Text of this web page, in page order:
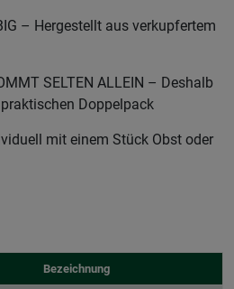
– Hergestellt aus verkupfertem
SELTEN ALLEIN – Deshalb
Doppelpack
mit einem Stück Obst oder
Bezeichnung